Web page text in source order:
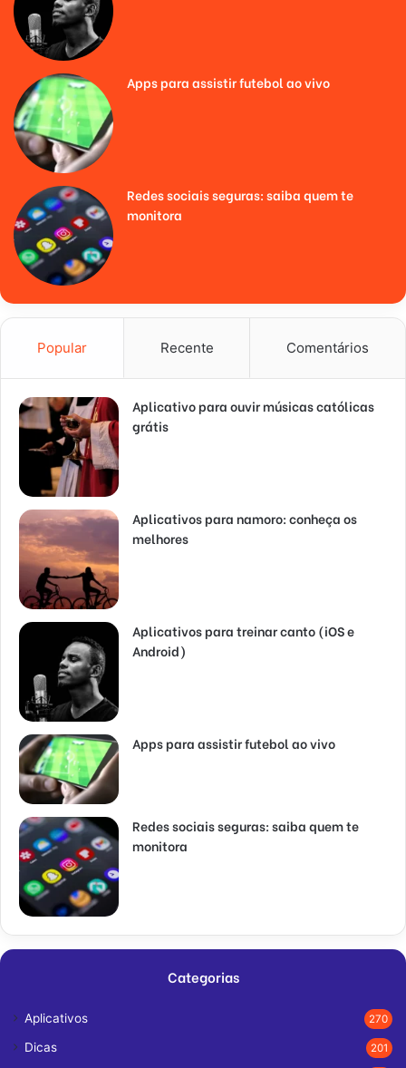
Apps para assistir futebol ao vivo
Redes sociais seguras: saiba quem te
monitora
Popular Recente Comentários
Aplicativo para ouvir músicas católicas
grátis
Aplicativos para namoro: conheça os
melhores
Aplicativos para treinar canto (iOS e
Android)
Apps para assistir futebol ao vivo
Redes sociais seguras: saiba quem te
monitora
Categorias
Aplicativos 270
Dicas 201